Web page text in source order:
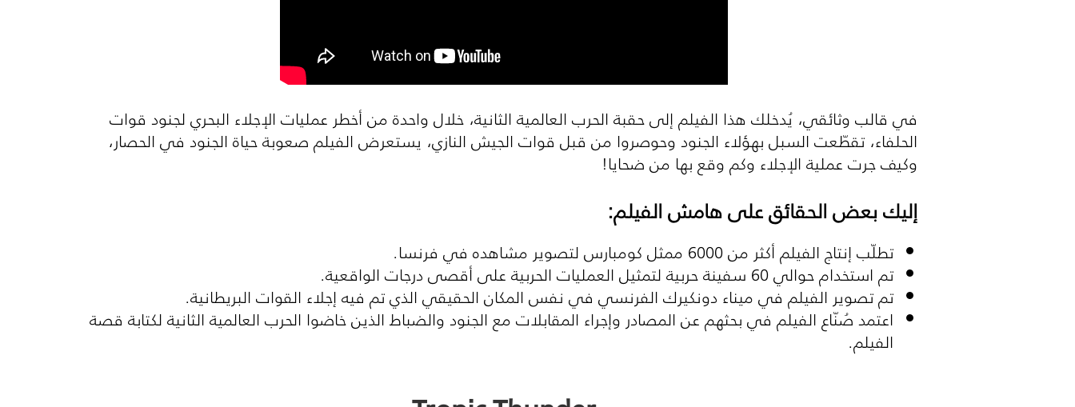
في قالب وثائقي، يُدخلك هذا الفيلم إلى حقبة الحرب العالمية الثانية، خلال واحدة من أخطر عمليات الإجلاء البحري لجنود قوات
الحلفاء، تقطّعت السبل بهؤلاء الجنود وحوصروا من قبل قوات الجيش النازي، يستعرض الفيلم صعوبة حياة الجنود في الحصار،
وكيف جرت عملية الإجلاء وكم وقع بها من ضحايا!
إليك بعض الحقائق على هامش الفيلم:
تطلّب إنتاج الفيلم أكثر من 6000 ممثل كومبارس لتصوير مشاهده في فرنسا.
تم استخدام حوالي 60 سفينة حربية لتمثيل العمليات الحربية على أقصى درجات الواقعية.
تم تصوير الفيلم في ميناء دونكيرك الفرنسي في نفس المكان الحقيقي الذي تم فيه إجلاء القوات البريطانية.
اعتمد صُنّاع الفيلم في بحثهم عن المصادر وإجراء المقابلات مع الجنود والضباط الذين خاضوا الحرب العالمية الثانية لكتابة قصة
الفيلم.